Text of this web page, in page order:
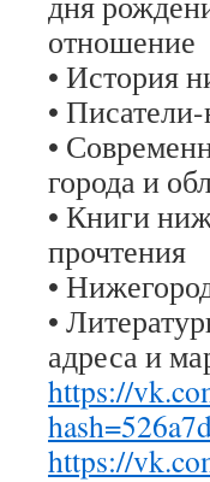
отношение
• История
•
•
города и
• Книги
прочтения
•
•
адреса и
https://
https://